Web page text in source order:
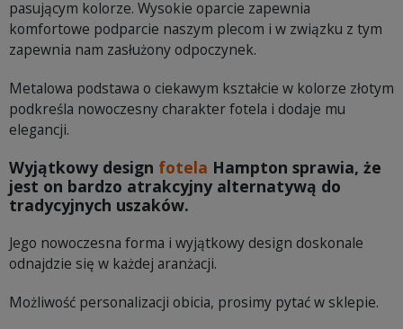
pasującym kolorze. Wysokie oparcie zapewnia
komfortowe podparcie naszym plecom i w związku z tym
zapewnia nam zasłużony odpoczynek.
Metalowa podstawa o ciekawym kształcie w kolorze złotym
podkreśla nowoczesny charakter fotela i dodaje mu
elegancji.
Wyjątkowy design fotela Hampton sprawia, że
jest on bardzo atrakcyjny alternatywą do
tradycyjnych uszaków.
Jego nowoczesna forma i wyjątkowy design doskonale
odnajdzie się w każdej aranżacji.
Możliwość personalizacji obicia, prosimy pytać w sklepie.